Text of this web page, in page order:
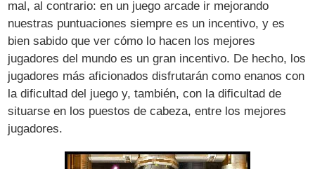
mal, al contrario: en un juego arcade ir mejorando
nuestras puntuaciones siempre es un incentivo, y es
bien sabido que ver cómo lo hacen los mejores
jugadores del mundo es un gran incentivo. De hecho, los
jugadores más aficionados disfrutarán como enanos con
la dificultad del juego y, también, con la dificultad de
situarse en los puestos de cabeza, entre los mejores
jugadores.